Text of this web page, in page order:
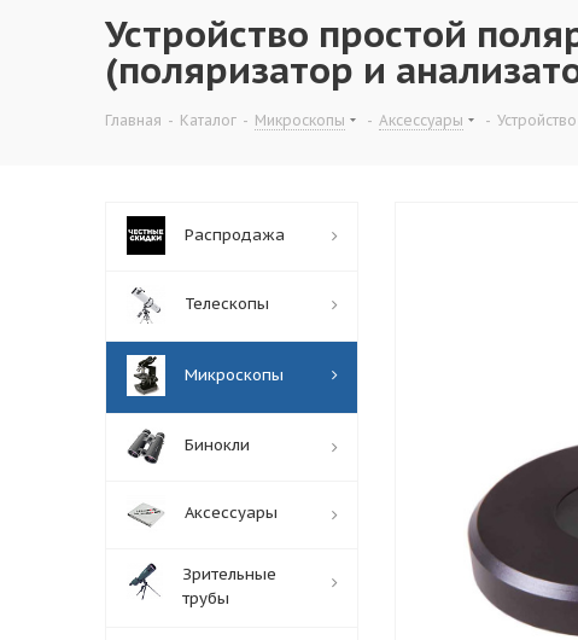
Устройство простой
(поляризатор и
Главная - Каталог - Микроскопы - Аксессуары -
Распродажа
Телескопы
Микроскопы
Бинокли
Аксессуары
Зрительные
трубы